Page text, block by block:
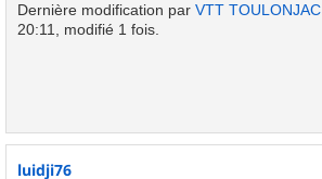
Dernière modification par VTT TOULONJAC
20:11, modifié 1 fois.
luidji76